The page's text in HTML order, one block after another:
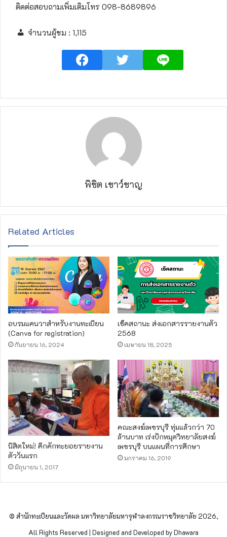
ติดต่อสอบถามเพิ่มเติมโทร 098-8689896
จำนวนผู้ชม : 1,115
พิชิต เชาว์ชาญ
Related Articles
อบรมแคนวาสำหรับงานทะเบียน
(Canva for registration)
กันยายน 16, 2024
เช็คสถานะ ส่งเอกสารรายงานตัว
2568
เมษายน 18, 2025
นิสิตใหม่! คึกคักทะยอยรายงาน
ตัววันแรก
มิถุนายน 1, 2017
คณะสงฆ์​เพชรบุรี ทุ่มแล้วกว่า 70
ล้านบาท เร่งปักหมุดวิทยาลัยสงฆ์
เพชรบุรี บนแผนที่การศึกษา
มกราคม 16, 2019
© สำนักทะเบียนและวัดผล มหาวิทยาลัยมหาจุฬาลงกรณราชวิทยาลัย 2026,
All Rights Reserved | Designed and Developed by Dhawara